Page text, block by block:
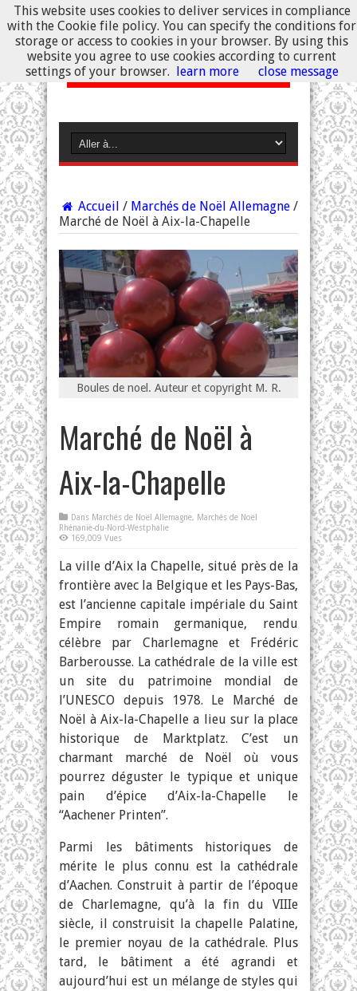
Accueil / Marchés de Noël Allemagne /
Marché de Noël à Aix-la-Chapelle
Boules de noel. Auteur et copyright M. R.
Marché de Noël à
Aix-la-Chapelle
Dans Marchés de Noël Allemagne, Marchés de Noël
Rhénanie-du-Nord-Westphalie
169,009 Vues
La ville d’Aix la Chapelle, situé près de la
frontière avec la Belgique et les Pays-Bas,
est l’ancienne capitale impériale du Saint
Empire romain germanique, rendu
célèbre par Charlemagne et Frédéric
Barberousse. La cathédrale de la ville est
un site du patrimoine mondial de
l’UNESCO depuis 1978. Le Marché de
Noël à Aix-la-Chapelle a lieu sur la place
historique de Marktplatz. C’est un
charmant marché de Noël où vous
pourrez déguster le typique et unique
pain d’épice d’Aix-la-Chapelle le
“Aachener Printen”.
Parmi les bâtiments historiques de
mérite le plus connu est la cathédrale
d’Aachen. Construit à partir de l’époque
de Charlemagne, qu’à la fin du VIIIe
siècle, il construisit la chapelle Palatine,
le premier noyau de la cathédrale. Plus
tard, le bâtiment a été agrandi et
aujourd’hui est un mélange de styles qui
This website uses cookies to deliver services in compliance
with the Cookie file policy. You can specify the conditions for
storage or access to cookies in your browser. By using this
website you agree to use cookies according to current
settings of your browser. learn more close message